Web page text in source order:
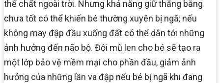
thể chất ngoài trời. Nhưng khả năng giữ thăng bằng
chưa tốt có thể khiến bé thường xuyên bị ngã; nếu
không may đập đầu xuống đất có thể dẫn tới những
ảnh hưởng đến não bộ. Đội mũ len cho bé sẽ tạo ra
một lớp bảo vệ mềm mại cho phần đầu, giảm ảnh
hưởng của những lần va đập nếu bé bị ngã khi đang